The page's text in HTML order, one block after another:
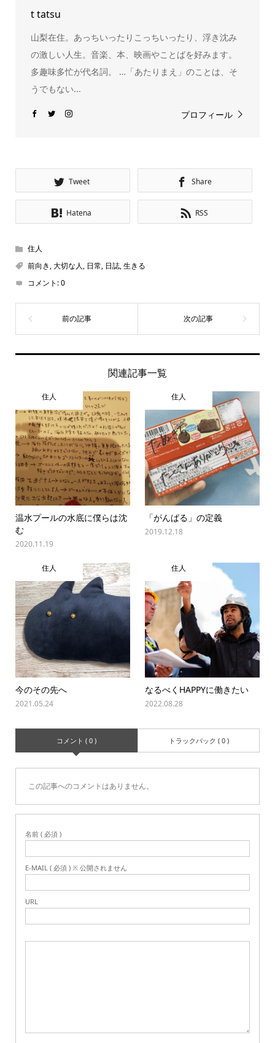
t tatsu
山梨在住。あっちいったりこっちいったり、浮き沈み
の激しい人生。音楽、本、映画やことばを好みます。
多趣味多忙が代名詞。 …「あたりまえ」のことは、そ
うでもない...
プロフィール
Tweet Share
Hatena RSS
住人
前向き,大切な人, 日常, 日誌,生きる
コメント:0
関連記事一覧
住人
温水プールの水底に僕らは沈
む
2020.11.19
住人
「がんばる」の定義
2019.12.18
住人
今のその先へ
2021.05.24
住人
なるべくHAPPYに働きたい
2022.08.28
コメント ( 0 ) トラックバック ( 0 )
この記事へのコメントはありません。
名前 ( 必須 )
E-MAIL ( 必須 ) ※ 公開されません
URL